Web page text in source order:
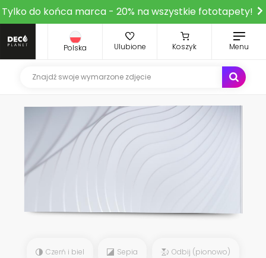
Tylko do końca marca - 20% na wszystkie fototapety!
Polska Ulubione Koszyk Menu
Czerń i biel Sepia Odbij (pionowo)